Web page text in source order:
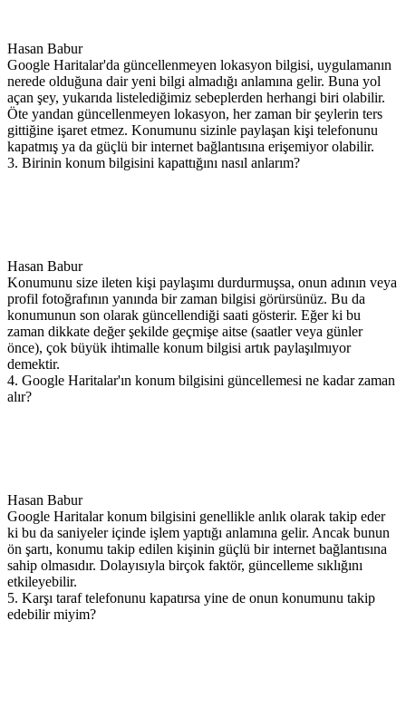
Hasan Babur
Google Haritalar'da güncellenmeyen lokasyon bilgisi, uygulamanın
nerede olduğuna dair yeni bilgi almadığı anlamına gelir. Buna yol
açan şey, yukarıda listelediğimiz sebeplerden herhangi biri olabilir.
Öte yandan güncellenmeyen lokasyon, her zaman bir şeylerin ters
gittiğine işaret etmez. Konumunu sizinle paylaşan kişi telefonunu
kapatmış ya da güçlü bir internet bağlantısına erişemiyor olabilir.
3. Birinin konum bilgisini kapattığını nasıl anlarım?
Hasan Babur
Konumunu size ileten kişi paylaşımı durdurmuşsa, onun adının veya
profil fotoğrafının yanında bir zaman bilgisi görürsünüz. Bu da
konumunun son olarak güncellendiği saati gösterir. Eğer ki bu
zaman dikkate değer şekilde geçmişe aitse (saatler veya günler
önce), çok büyük ihtimalle konum bilgisi artık paylaşılmıyor
demektir.
4. Google Haritalar'ın konum bilgisini güncellemesi ne kadar zaman
alır?
Hasan Babur
Google Haritalar konum bilgisini genellikle anlık olarak takip eder
ki bu da saniyeler içinde işlem yaptığı anlamına gelir. Ancak bunun
ön şartı, konumu takip edilen kişinin güçlü bir internet bağlantısına
sahip olmasıdır. Dolayısıyla birçok faktör, güncelleme sıklığını
etkileyebilir.
5. Karşı taraf telefonunu kapatırsa yine de onun konumunu takip
edebilir miyim?